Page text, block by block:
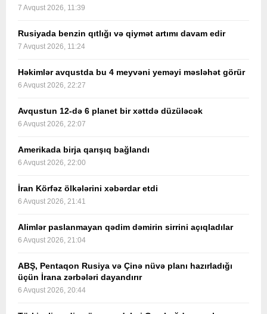
7 Avqust 2026, 11:39
Rusiyada benzin qıtlığı və qiymət artımı davam edir
7 Avqust 2026, 11:24
Həkimlər avqustda bu 4 meyvəni yeməyi məsləhət görür
6 Avqust 2026, 22:27
Avqustun 12-də 6 planet bir xəttdə düzüləcək
6 Avqust 2026, 22:07
Amerikada birja qarışıq bağlandı
6 Avqust 2026, 22:00
İran Körfəz ölkələrini xəbərdar etdi
6 Avqust 2026, 21:41
Alimlər paslanmayan qədim dəmirin sirrini açıqladılar
6 Avqust 2026, 21:04
ABŞ, Pentaqon Rusiya və Çinə nüvə planı hazırladığı
üçün İrana zərbələri dayandırır
6 Avqust 2026, 20:44